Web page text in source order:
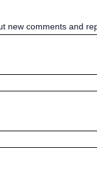
new comments and